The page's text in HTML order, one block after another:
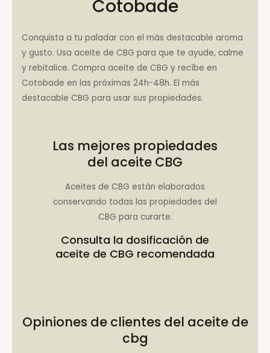
Cotobade
Conquista a tu paladar con el más destacable aroma
y gusto. Usa aceite de CBG para que te ayude, calme
y rebitalice. Compra aceite de CBG y recíbe en
Cotobade en las próximas 24h-48h. El más
destacable CBG para usar sus propiedades.
Las mejores propiedades
del aceite CBG
Aceites de CBG están elaborados
conservando todas las propiedades del
CBG para curarte.
Consulta la dosificación de
aceite de CBG recomendada
Opiniones de clientes del aceite de
cbg